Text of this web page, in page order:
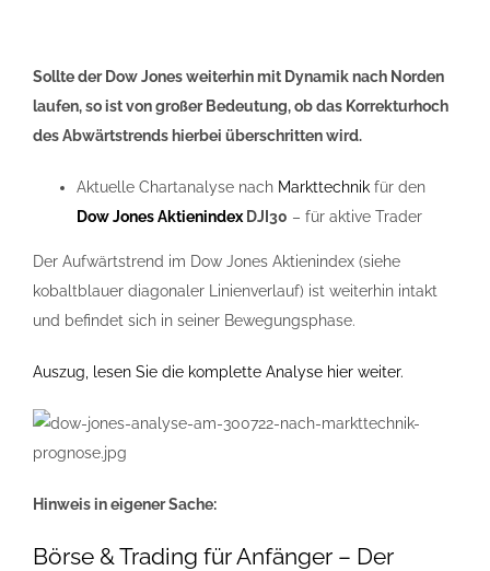
Sollte der Dow Jones weiterhin mit Dynamik nach Norden
laufen, so ist von großer Bedeutung, ob das Korrekturhoch
des Abwärtstrends hierbei überschritten wird.
Aktuelle Chartanalyse nach Markttechnik für den
Dow Jones Aktienindex DJI30 – für aktive Trader
Der Aufwärtstrend im Dow Jones Aktienindex (siehe
kobaltblauer diagonaler Linienverlauf) ist weiterhin intakt
und befindet sich in seiner Bewegungsphase.
Auszug, lesen Sie die komplette Analyse hier weiter.
Hinweis in eigener Sache:
Börse & Trading für Anfänger – Der